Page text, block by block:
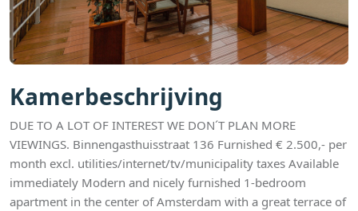
Kamerbeschrijving
DUE TO A LOT OF INTEREST WE DON´T PLAN MORE
VIEWINGS. Binnengasthuisstraat 136 Furnished € 2.500,- per
month excl. utilities/internet/tv/municipality taxes Available
immediately Modern and nicely furnished 1-bedroom
apartment in the center of Amsterdam with a great terrace of